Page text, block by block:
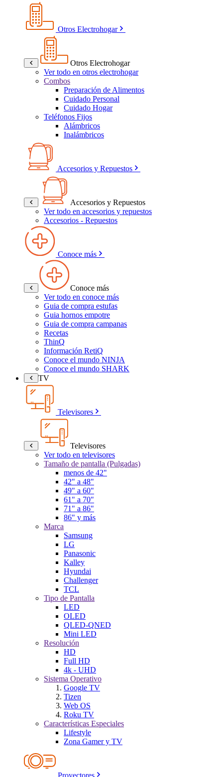
Otros Electrohogar
Otros Electrohogar
Ver todo en otros electrohogar
Combos
Preparación de Alimentos
Cuidado Personal
Cuidado Hogar
Teléfonos Fijos
Alámbricos
Inalámbricos
Accesorios y Repuestos
Accesorios y Repuestos
Ver todo en accesorios y repuestos
Accesorios - Repuestos
Conoce más
Conoce más
Ver todo en conoce más
Guia de compra estufas
Guia hornos empotre
Guia de compra campanas
Recetas
ThinQ
Información RetiQ
Conoce el mundo NINJA
Conoce el mundo SHARK
TV
Televisores
Televisores
Ver todo en televisores
Tamaño de pantalla (Pulgadas)
menos de 42"
42" a 48"
49" a 60"
61" a 70"
71" a 86"
86" y más
Marca
Samsung
LG
Panasonic
Kalley
Hyundai
Challenger
TCL
Tipo de Pantalla
LED
OLED
QLED-QNED
Mini LED
Resolución
HD
Full HD
4k - UHD
Sistema Operativo
Google TV
Tizen
Web OS
Roku TV
Características Especiales
Lifestyle
Zona Gamer y TV
Proyectores